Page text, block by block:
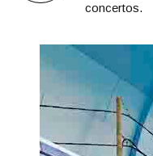
concertos.